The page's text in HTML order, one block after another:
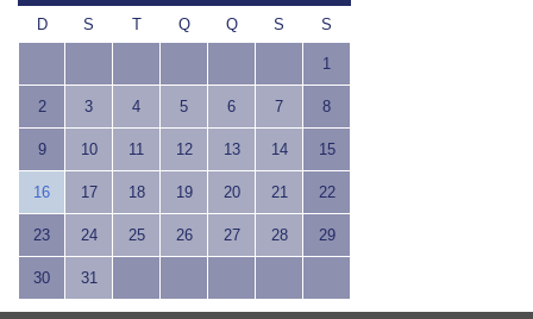
D S T Q Q S S
1
2 3 4 5 6 7 8
9 10 11 12 13 14 15
16 17 18 19 20 21 22
23 24 25 26 27 28 29
30 31